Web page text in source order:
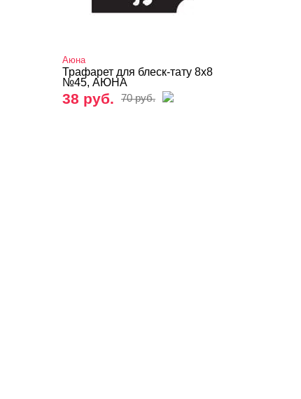
Аюна
Трафарет для блеск-тату 8х8
№45, АЮНА
38 руб. 70 руб.